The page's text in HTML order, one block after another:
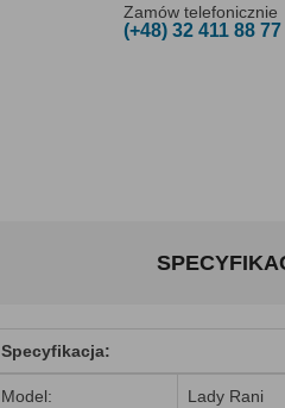
Zamów telefonicznie
(+48) 32 411 88 77
Specyfikacja:
Model: Lady Rani